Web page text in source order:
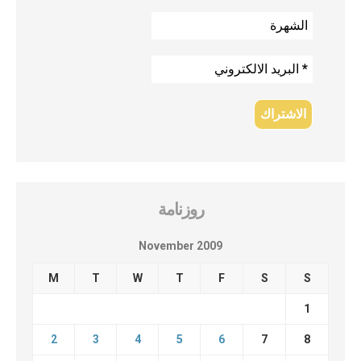
روزنامة
November 2009
M T W T F S S
1
2 3 4 5 6 7 8